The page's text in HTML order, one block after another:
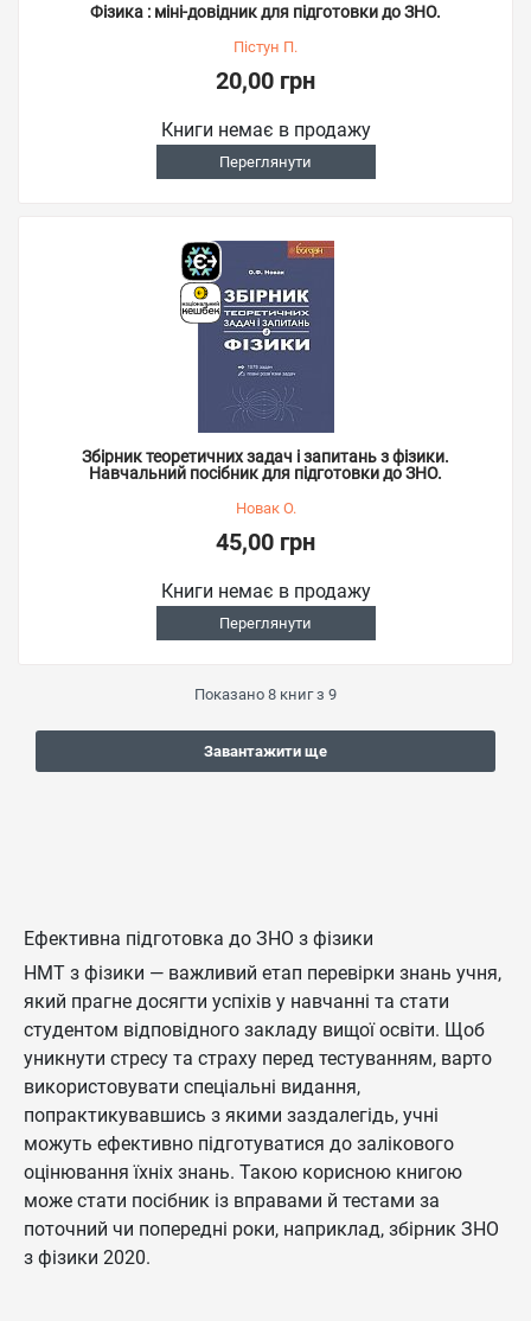
Фізика : міні-довідник для підготовки до ЗНО.
Пістун П.
20,00 грн
Книги немає в продажу
Переглянути
Збірник теоретичних задач і запитань з фізики.
Навчальний посібник для підготовки до ЗНО.
Новак О.
45,00 грн
Книги немає в продажу
Переглянути
Показано 8 книг з 9
Завантажити ще
Ефективна підготовка до ЗНО з фізики
НМТ з фізики — важливий етап перевірки знань учня,
який прагне досягти успіхів у навчанні та стати
студентом відповідного закладу вищої освіти. Щоб
уникнути стресу та страху перед тестуванням, варто
використовувати спеціальні видання,
попрактикувавшись з якими заздалегідь, учні
можуть ефективно підготуватися до залікового
оцінювання їхніх знань. Такою корисною книгою
може стати посібник із вправами й тестами за
поточний чи попередні роки, наприклад, збірник ЗНО
з фізики 2020.